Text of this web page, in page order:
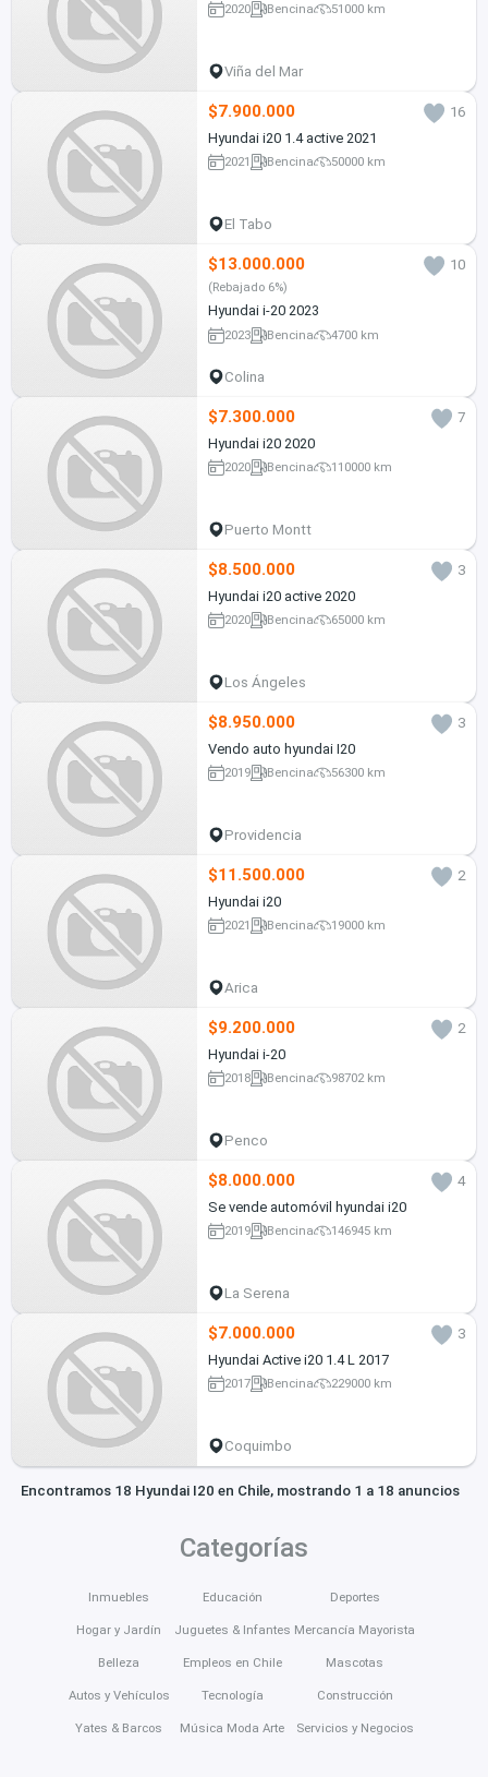
2020 Bencina 51000 km
Viña del Mar
$7.900.000
16
Hyundai i20 1.4 active 2021
2021 Bencina 50000 km
El Tabo
$13.000.000 10
(Rebajado 6%)
Hyundai i-20 2023
2023 Bencina 4700 km
Colina
$7.300.000
7
Hyundai i20 2020
2020 Bencina 110000 km
Puerto Montt
$8.500.000
3
Hyundai i20 active 2020
2020 Bencina 65000 km
Los Ángeles
$8.950.000
3
Vendo auto hyundai I20
2019 Bencina 56300 km
Providencia
$11.500.000
2
Hyundai i20
2021 Bencina 19000 km
Arica
$9.200.000
2
Hyundai i-20
2018 Bencina 98702 km
Penco
$8.000.000
4
Se vende automóvil hyundai i20
2019 Bencina 146945 km
La Serena
$7.000.000
3
Hyundai Active i20 1.4 L 2017
2017 Bencina 229000 km
Coquimbo
Encontramos 18 Hyundai I20 en Chile, mostrando 1 a 18 anuncios
Categorías
Inmuebles
Hogar y Jardín
Belleza
Autos y Vehículos
Yates & Barcos
Educación
Juguetes & Infantes
Empleos en Chile
Tecnología
Música Moda Arte
Deportes
Mercancía Mayorista
Mascotas
Construcción
Servicios y Negocios